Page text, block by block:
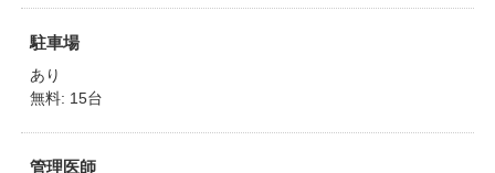
駐車場
あり
無料: 15台
管理医師